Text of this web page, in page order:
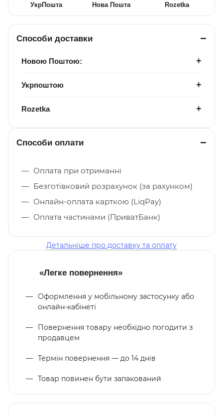
УкрПошта Нова Пошта Rozetka
Способи доставки
Новою Поштою:
Укрпоштою
Rozetka
Способи оплати
Оплата при отриманні
Безготівковий розрахунок (за рахунком)
Онлайн-оплата карткою (LiqPay)
Оплата частинами (ПриватБанк)
Детальніше про доставку та оплату
«Легке повернення»
Оформлення у мобільному застосунку або
онлайн-кабінеті
Повернення товару необхідно погодити з
продавцем
Термін повернення — до 14 днів
Товар повинен бути запакований